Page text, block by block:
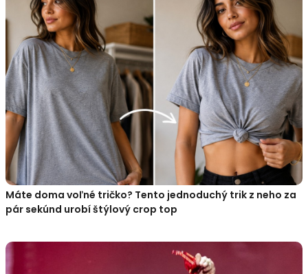
Máte doma voľné tričko? Tento jednoduchý trik z neho za
pár sekúnd urobí štýlový crop top